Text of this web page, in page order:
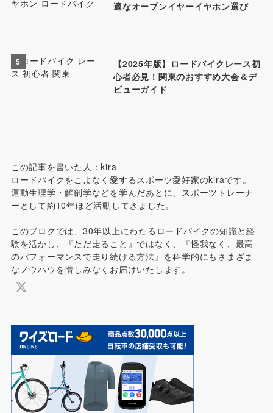
適なオープンイヤーイヤホン選び
5
【2025年版】ロードバイクレース初
心者必見！関東のおすすめ大会＆デ
ビューガイド
この記事を書いた人：kira
ロードバイクをこよなく愛するスポーツ愛好家のkiraです。
運動生理学・解剖学などを学んだあとに、スポーツトレーナ
ーとして約10年ほど活動してきました。
このブログでは、30年以上にわたるロードバイクの知識と経
験を活かし、『ただ走ること』ではなく、『怪我なく、最高
のパフォーマンスで走り続ける方法』を科学的にもさまざま
なノウハウを惜しみなくお届けいたします。